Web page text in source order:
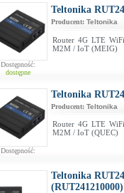
Dostępność:
dostępne
Teltonika
Producent: Teltonika
Router 4G LTE
M2M / IoT (MEIG)
Dostępność:
Teltonika
Producent: Teltonika
Router 4G LTE
M2M / IoT (QUEC)
Teltonika
(RUT241210000)